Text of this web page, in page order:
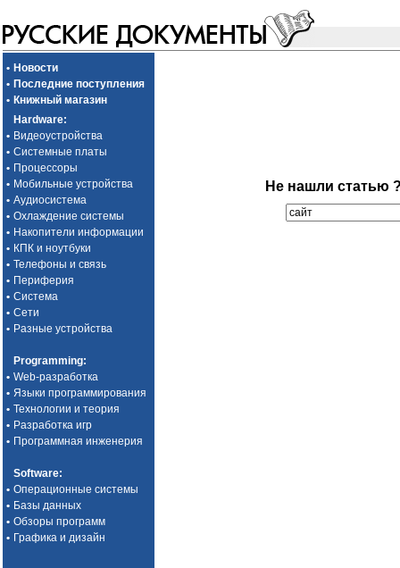
• Новости
• Последние поступления
• Книжный магазин
Hardware:
• Видеоустройства
• Системные платы
• Процессоры
• Мобильные устройства
• Аудиосистема
• Охлаждение системы
• Накопители информации
• КПК и ноутбуки
• Телефоны и связь
• Периферия
• Система
• Сети
• Разные устройства
Programming:
• Web-разработка
• Языки программирования
• Технологии и теория
• Разработка игр
• Программная инженерия
Software:
• Операционные системы
• Базы данных
• Обзоры программ
• Графика и дизайн
Не нашли статью